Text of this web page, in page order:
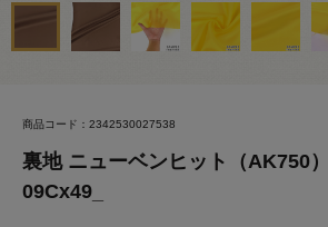
商品コード：2342530027538
裏地 ニューベンヒット（AK750
09Cx49_